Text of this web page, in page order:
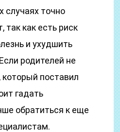
случаях точно
так как есть риск
и ухудшить
родителей не
который поставил
гадать
обратиться к еще